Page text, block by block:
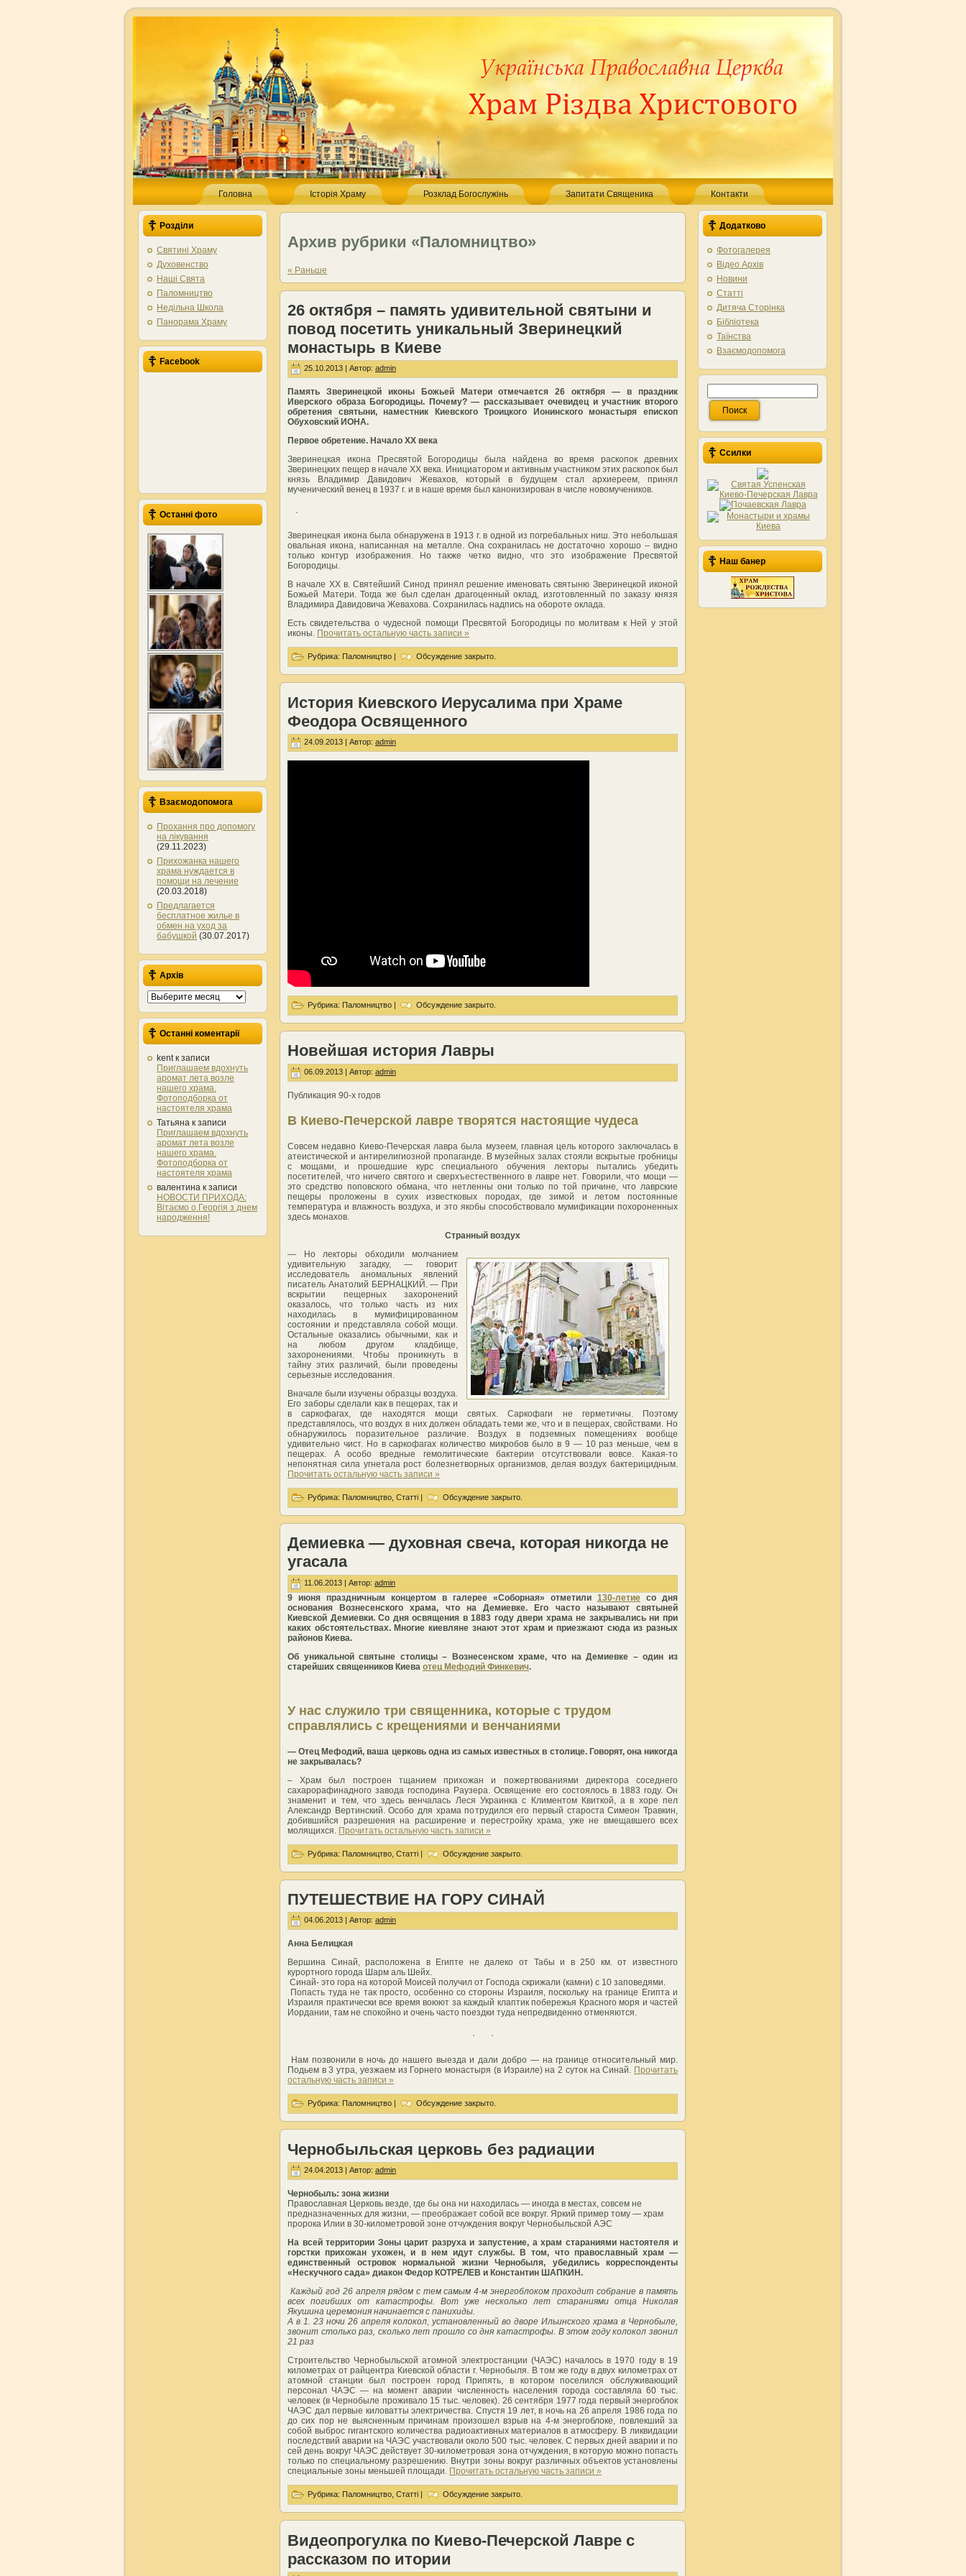
Головна Історія Храму Розклад Богослужінь Запитати Священика Контакти
Розділи
Святині Храму
Духовенство
Наші Свята
Паломництво
Недільна Школа
Панорама Храму
Facebook
Останні фото
Взаємодопомога
Прохання про допомогу
на лікування
(29.11.2023)
Прихожанка нашего
храма нуждается в
помощи на лечение
(20.03.2018)
Предлагается
бесплатное жилье в
обмен на уход за
бабушкой (30.07.2017)
Архів
Архів
Останні коментарії
kentк записи
Приглашаем вдохнуть
аромат лета возле
нашего храма.
Фотоподборка от
настоятеля храма
Татьяна к записи
Приглашаем вдохнуть
аромат лета возле
нашего храма.
Фотоподборка от
настоятеля храма
валентина к записи
НОВОСТИ ПРИХОДА:
Вітаємо о.Георгія з днем
народження!
Архив рубрики «Паломництво»
« Раньше
26 октября – память удивительной святыни и
повод посетить уникальный Зверинецкий
монастырь в Киеве
25.10.2013 | Автор: admin
Память Зверинецкой иконы Божьей Матери отмечается 26 октября — в праздник
Иверского образа Богородицы. Почему? — рассказывает очевидец и участник второго
обретения святыни,наместник Киевского Троицкого Ионинского монастыря епископ
Обуховский ИОНА.
Первое обретение. Начало ХХ века
Зверинецкая икона Пресвятой Богородицы была найдена во время раскопок древних
Зверинецких пещер в начале ХХ века. Инициатором и активным участником этих раскопок был
князь Владимир Давидович Жевахов, который в будущем стал архиереем, принял
мученический венец в 1937 г. и в наше время был канонизирован в числе новомучеников.
Зверинецкая икона была обнаружена в 1913 г. в одной из погребальных ниш. Это небольшая
овальная икона, написанная на металле. Она сохранилась не достаточно хорошо – видно
только контур изображения. Но также четко видно, что это изображение Пресвятой
Богородицы.
В начале ХХ в. Святейший Синод принял решение именовать святыню Зверинецкой иконой
Божьей Матери. Тогда же был сделан драгоценный оклад, изготовленный по заказу князя
Владимира Давидовича Жевахова. Сохранилась надпись на обороте оклада.
Есть свидетельства о чудесной помощи Пресвятой Богородицы по молитвам к Ней у этой
иконы. Прочитать остальную часть записи »
Рубрика: Паломництво | Обсуждение закрыто.
История Киевского Иерусалима при Храме
Феодора Освященного
24.09.2013 | Автор: admin
Рубрика: Паломництво | Обсуждение закрыто.
Новейшая история Лавры
06.09.2013 | Автор: admin
Публикация 90-х годов
В Киево-Печерской лавре творятся настоящие чудеса
Совсем недавно Киево-Печерская лавра была музеем, главная цель которого заключалась в
атеистической и антирелигиозной пропаганде. В музейных залах стояли вскрытые гробницы
с мощами, и прошедшие курс специального обучения лекторы пытались убедить
посетителей, что ничего святого и сверхъестественного в лавре нет. Говорили, что мощи —
это средство поповского обмана, что нетленны они только по той причине, что лаврские
пещеры проложены в сухих известковых породах, где зимой и летом постоянные
температура и влажность воздуха, и это якобы способствовало мумификации похороненных
здесь монахов.
Странный воздух
— Но лекторы обходили молчанием
удивительную загадку, — говорит
исследователь аномальных явлений
писатель Анатолий БЕРНАЦКИЙ. — При
вскрытии пещерных захоронений
оказалось, что только часть из них
находилась в мумифицированном
состоянии и представляла собой мощи.
Остальные оказались обычными, как и
на любом другом кладбище,
захоронениями. Чтобы проникнуть в
тайну этих различий, были проведены
серьезные исследования.
Вначале были изучены образцы воздуха.
Его заборы сделали как в пещерах, так и
в саркофагах, где находятся мощи святых. Саркофаги не герметичны. Поэтому
представлялось, что воздух в них должен обладать теми же, что и в пещерах, свойствами. Но
обнаружилось поразительное различие. Воздух в подземных помещениях вообще
удивительно чист. Но в саркофагах количество микробов было в 9 — 10 раз меньше, чем в
пещерах. А особо вредные гемолитические бактерии отсутствовали вовсе. Какая-то
непонятная сила угнетала рост болезнетворных организмов, делая воздух бактерицидным.
Прочитать остальную часть записи »
Рубрика: Паломництво Статті | Обсуждение закрыто.
Демиевка — духовная свеча, которая никогда не
угасала
11.06.2013 | Автор: admin
9 июня праздничным концертом в галерее «Соборная» отметили 130-летие со дня
основания Вознесенского храма, что на Демиевке. Его часто называют святыней
Киевской Демиевки. Со дня освящения в 1883 году двери храма не закрывались ни при
каких обстоятельствах. Многие киевляне знают этот храм и приезжают сюда из разных
районов Киева.
Об уникальной святыне столицы – Вознесенском храме, что на Демиевке – один из
старейших священников Киева отец Мефодий Финкевич.
У нас служило три священника, которые с трудом
справлялись с крещениями и венчаниями
— Отец Мефодий, ваша церковь одна из самых известных в столице. Говорят, она никогда
не закрывалась?
– Храм был построен тщанием прихожан и пожертвованиями директора соседнего
сахарорафинадного завода господина Раузера. Освящение его состоялось в 1883 году. Он
знаменит и тем, что здесь венчалась Леся Украинка с Климентом Квиткой, а в хоре пел
Александр Вертинский. Особо для храма потрудился его первый староста Симеон Травкин,
добившийся разрешения на расширение и перестройку храма, уже не вмещавшего всех
молящихся. Прочитать остальную часть записи »
Рубрика: Паломництво Статті | Обсуждение закрыто.
ПУТЕШЕСТВИЕ НА ГОРУ СИНАЙ
04.06.2013 | Автор: admin
Анна Белицкая
Вершина Синай, расположена в Египте не далеко от Табы и в 250 км. от известного
курортного города Шарм аль Шейх.
Синай- это гора на которой Моисей получил от Господа скрижали (камни) с 10 заповедями.
Попасть туда не так просто, особенно со стороны Израиля, поскольку на границе Египта и
Израиля практически все время воюют за каждый клаптик побережья Красного моря и частей
Иордании, там не спокойно и очень часто поездки туда непредвиденно отменяются.
Нам позвонили в ночь до нашего выезда и дали добро — на границе относительный мир.
Подьем в 3 утра, уезжаем из Горнего монастыря (в Израиле) на 2 суток на Синай. Прочитать
остальную часть записи »
Рубрика: Паломництво Обсуждение закрыто.
Чернобыльская церковь без радиации
24.04.2013 | Автор: admin
Чернобыль: зона жизни
Православная Церковь везде, где бы она ни находилась — иногда в местах, совсем не
предназначенных для жизни, — преображает собой все вокруг. Яркий пример тому — храм
пророка Илии в 30-километровой зоне отчуждения вокруг Чернобыльской АЭС
На всей территории Зоны царит разруха и запустение, а храм стараниями настоятеля и
горстки прихожан ухожен, и в нем идут службы. В том, что православный храм —
единственный островок нормальной жизни Чернобыля, убедились корреспонденты
«Нескучного сада» диакон Федор КОТРЕЛЕВ и Константин ШАПКИН.
Каждый год 26 апреля рядом с тем самым 4-м энергоблоком проходит собрание в память
всех погибших от катастрофы. Вот уже несколько лет стараниями отца Николая
Якушина церемония начинается с панихиды.
А в 1. 23 ночи 26 апреля колокол, установленный во дворе Ильинского храма в Чернобыле,
звонит столько раз, сколько лет прошло со дня катастрофы. В этом году колокол звонил
21 раз
Строительство Чернобыльской атомной электростанции (ЧАЭС) началось в 1970 году в 19
километрах от райцентра Киевской области г. Чернобыля. В том же году в двух километрах от
атомной станции был построен город Припять, в котором поселился обслуживающий
персонал ЧАЭС — на момент аварии численность населения города составляла 60 тыс.
человек (в Чернобыле проживало 15 тыс. человек). 26 сентября 1977 года первый энергоблок
ЧАЭС дал первые киловатты электричества. Спустя 19 лет, в ночь на 26 апреля 1986 года по
до сих пор не выясненным причинам произошел взрыв на 4-м энергоблоке, повлекший за
собой выброс гигантского количества радиоактивных материалов в атмосферу. В ликвидации
последствий аварии на ЧАЭС участвовали около 500 тыс. человек. С первых дней аварии и по
сей день вокруг ЧАЭС действует 30-километровая зона отчуждения, в которую можно попасть
только по специальному разрешению. Внутри зоны вокруг различных объектов установлены
специальные зоны меньшей площади. Прочитать остальную часть записи »
Рубрика: Паломництво Статті | Обсуждение закрыто.
Видеопрогулка по Киево-Печерской Лавре с
рассказом по итории
Додатково
Фотогалерея
Відео Архів
Новини
Статті
Дитяча Сторінка
Бібліотека
Таїнства
Взаємодопомога
Ссилки
Наш банер